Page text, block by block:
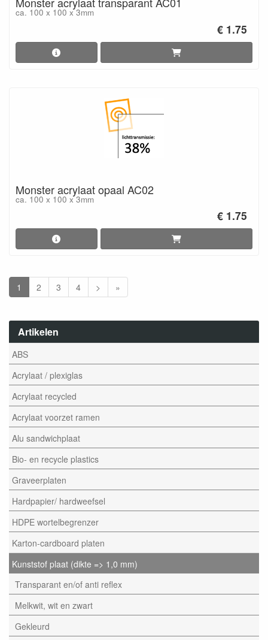
Artikelen
ABS
Acrylaat / plexiglas
Acrylaat recycled
Acrylaat voorzet ramen
Alu sandwichplaat
Bio- en recycle plastics
Graveerplaten
Hardpapier/ hardweefsel
HDPE wortelbegrenzer
Karton-cardboard platen
Kunststof plaat (dikte => 1,0 mm)
Transparant en/of anti reflex
Melkwit, wit en zwart
Gekleurd
ca. 100 x 100 x 3mm
€ 1.75
Monster acrylaat opaal AC02
ca. 100 x 100 x 3mm
€ 1.75
1 2 3 4 > »